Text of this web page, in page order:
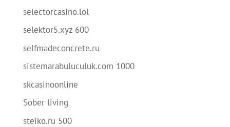
selectorcasino.lol
selektor5.xyz 600
selfmadeconcrete.ru
sistemarabuluculuk.com 1000
skcasinoonline
Sober living
steiko.ru 500